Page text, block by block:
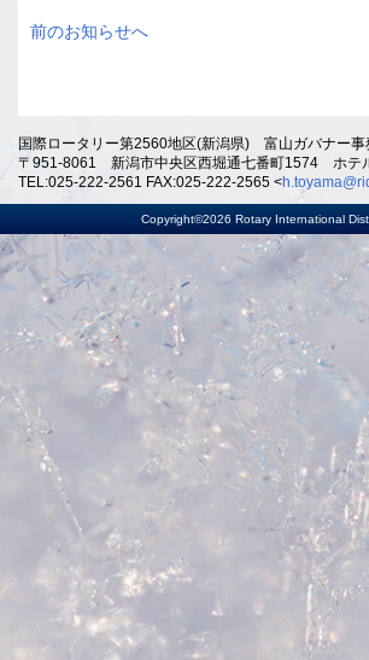
前のお知らせへ
国際ロータリー第2560地区(新潟県) 富山ガバナー事
〒951-8061 新潟市中央区西堀通七番町1574 ホテ
TEL:025-222-2561 FAX:025-222-2565 <
Copyright©2026 Rotary International